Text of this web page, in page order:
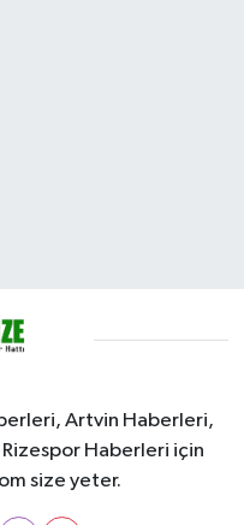
Artvin Haberleri,
Haberleri için
size yeter.